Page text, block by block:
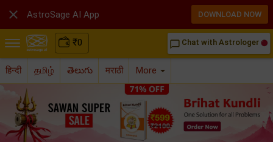
₹0 chat_bubble_outline Chat with Astrologer
हिन्दी தமிழ் తెలుగు मराठी More
 AstroSage AI App DOWNLOAD NOW